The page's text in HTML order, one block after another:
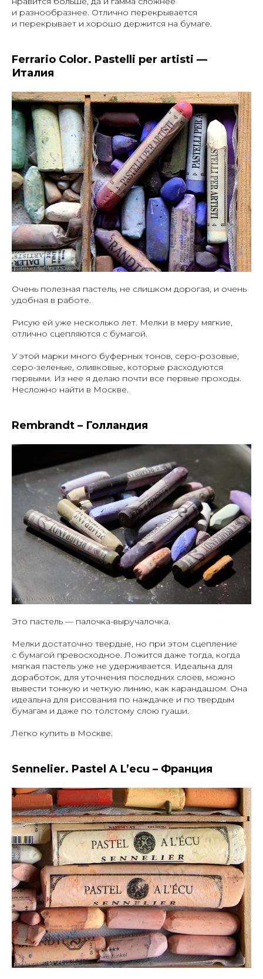
и разнообразнее. Отлично перекрывается
и перекрывает и хорошо держится на бумаге.
Ferrario Color. Pastelli per artisti —
Италия
Очень полезная пастель, не слишком дорогая, и очень
удобная в работе.
Рисую ей уже несколько лет. Мелки в меру мягкие,
отлично сцепляются с бумагой.
У этой марки много буферных тонов, серо-розовые,
серо-зеленые, оливковые, которые расходуются
первыми. Из нее я делаю почти все первые проходы.
Несложно найти в Москве.
Rembrandt – Голландия
Это пастель — палочка-выручалочка.
Мелки достаточно твердые, но при этом сцепление
с бумагой превосходное. Ложится даже тогда, когда
мягкая пастель уже не удерживается. Идеальна для
доработок, для уточнения последних слоев, можно
вывести тонкую и четкую линию, как карандашом. Она
идеальна для рисования по наждачке и по твердым
бумагам и даже по толстому слою гуаши.
Легко купить в Москве.
Sennelier. Pastel A L’ecu – Франция